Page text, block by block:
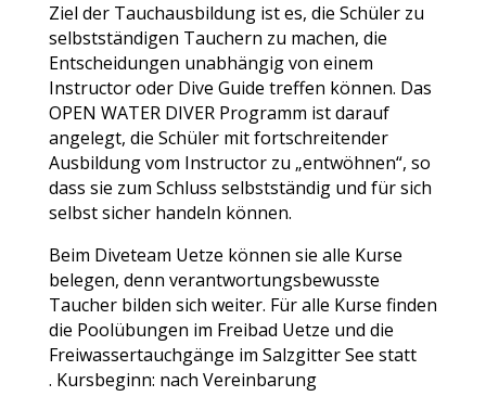
Ziel der Tauchausbildung ist es, die Schüler zu
selbstständigen Tauchern zu machen, die
Entscheidungen unabhängig von einem
Instructor oder Dive Guide treffen können. Das
OPEN WATER DIVER Programm ist darauf
angelegt, die Schüler mit fortschreitender
Ausbildung vom Instructor zu „entwöhnen“, so
dass sie zum Schluss selbstständig und für sich
selbst sicher handeln können.
Beim Diveteam Uetze können sie alle Kurse
belegen, denn verantwortungsbewusste
Taucher bilden sich weiter. Für alle Kurse finden
die Poolübungen im Freibad Uetze und die
Freiwassertauchgänge im Salzgitter See statt
. Kursbeginn: nach Vereinbarung